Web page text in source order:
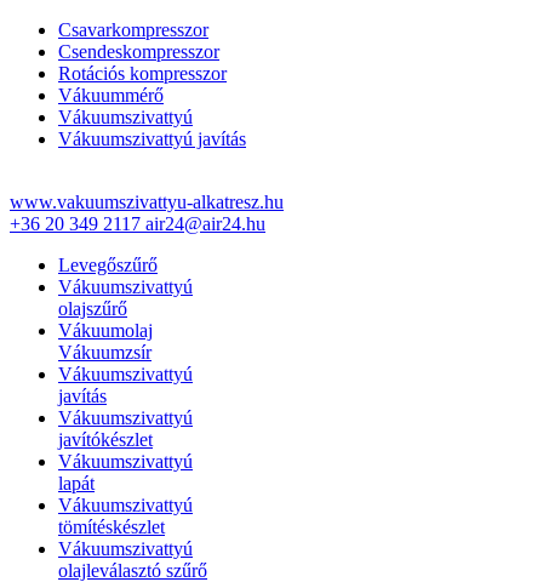
Csavarkompresszor
Csendeskompresszor
Rotációs kompresszor
Vákuummérő
Vákuumszivattyú
Vákuumszivattyú javítás
www.vakuumszivattyu-alkatresz.hu
+36 20 349 2117 air24@air24.hu
Levegőszűrő
Vákuumszivattyú
olajszűrő
Vákuumolaj
Vákuumzsír
Vákuumszivattyú
javítás
Vákuumszivattyú
javítókészlet
Vákuumszivattyú
lapát
Vákuumszivattyú
tömítéskészlet
Vákuumszivattyú
olajleválasztó szűrő